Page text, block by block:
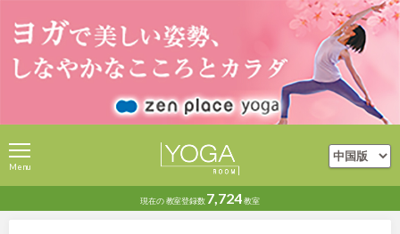
現在の教室登録数 7,724教室
Menu